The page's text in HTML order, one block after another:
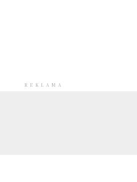
REKLAMA